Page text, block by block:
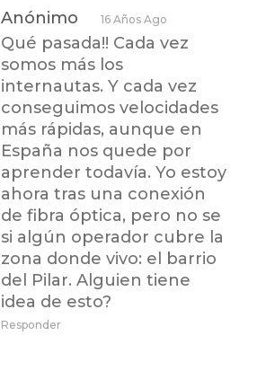
Anónimo 16 Años Ago
Qué pasada!! Cada vez
somos más los
internautas. Y cada vez
conseguimos velocidades
más rápidas, aunque en
España nos quede por
aprender todavía. Yo estoy
ahora tras una conexión
de fibra óptica, pero no se
si algún operador cubre la
zona donde vivo: el barrio
del Pilar. Alguien tiene
idea de esto?
Responder